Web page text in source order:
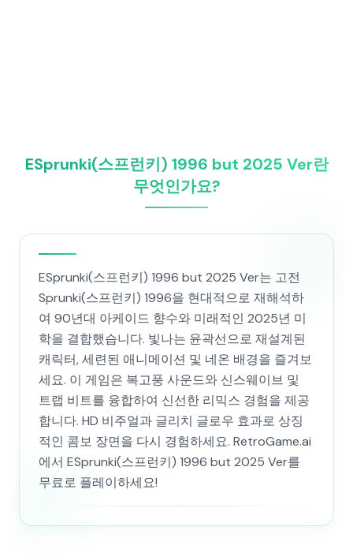
ESprunki(스프런키) 1996 but 2025 Ver란
무엇인가요?
ESprunki(스프런키) 1996 but 2025 Ver는 고전
Sprunki(스프런키) 1996을 현대적으로 재해석하
여 90년대 아케이드 향수와 미래적인 2025년 미
학을 결합했습니다. 빛나는 윤곽선으로 재설계된
캐릭터, 세련된 애니메이션 및 네온 배경을 즐겨보
세요. 이 게임은 복고풍 사운드와 신스웨이브 및
트랩 비트를 융합하여 신선한 리믹스 경험을 제공
합니다. HD 비주얼과 글리치 글로우 효과로 상징
적인 콤보 장면을 다시 경험하세요. RetroGame.ai
에서 ESprunki(스프런키) 1996 but 2025 Ver를
무료로 플레이하세요!